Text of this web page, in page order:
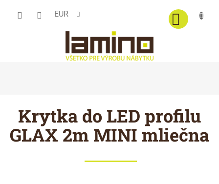
EUR
Krytka do LED profilu
GLAX 2m MINI mliečna